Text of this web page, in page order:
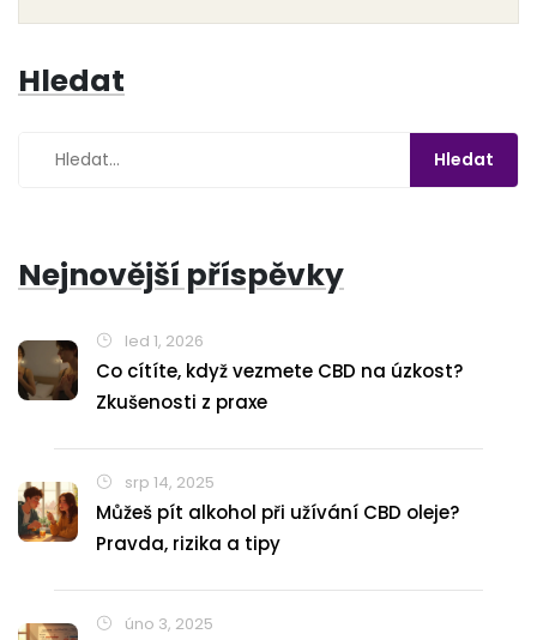
Hledat
Nejnovější příspěvky
led 1, 2026
Co cítíte, když vezmete CBD na úzkost?
Zkušenosti z praxe
srp 14, 2025
Můžeš pít alkohol při užívání CBD oleje?
Pravda, rizika a tipy
úno 3, 2025